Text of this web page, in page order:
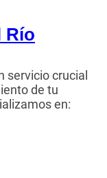
Río
servicio crucial
de tu
en: